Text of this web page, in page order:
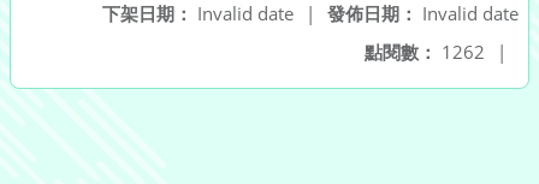
發佈日期： Invalid date
下架日期： Invalid date
|
點閱數： 1262 |